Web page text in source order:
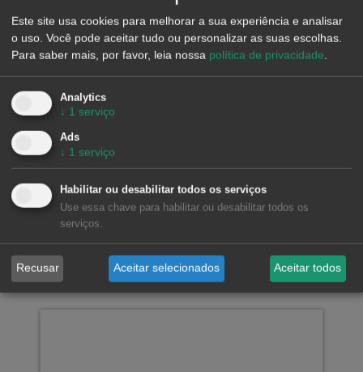
Solicitar informação para o Mercado
Belga
Observatórios de mercados de
energia da Bélgica
Visite o observatório do mercado belga para
analisar a evolução das principais variáveis
Notícias em destaque
Este site usa cookies para melhorar a sua experiência e analisar
o uso. Você pode aceitar tudo ou personalizar as suas escolhas.
Para saber mais, por favor, leia nossa política de privacidade.
Analytics
↓ 1 serviço
Ads
↓ 1 serviço
Habilitar ou desabilitar todos os serviços
Use essa chave para habilitar ou desabilitar todos os
serviços.
Recusar Aceitar selecionados Aceitar todos